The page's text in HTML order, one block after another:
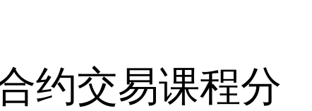
约交易课程分